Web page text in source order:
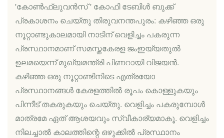
'കോൺഫ്‌ലുവൻസ് ' കോഫി ടേബിൾ ബുക്ക്
പ്രകാശനം ചെയ്തു തിരുവനന്തപുരം: കഴിഞ്ഞ ഒരു
നൂറ്റാണ്ടുകാലമായി നാടിന് വെളിച്ചം പകരുന്ന
പ്രസ്ഥാനമാണ് സമസ്തകേരള ജംഇയ്യതുൽ
ഉലമയെന്ന് മുഖ്യമന്ത്രി പിണറായി വിജയൻ.
കഴിഞ്ഞ ഒരു നൂറ്റാണ്ടിനിടെ എത്രയോ
പ്രസ്ഥാനങ്ങൾ കേരളത്തിൽ രൂപം കൊള്ളുകയും
പിന്നീട് തകരുകയും ചെയ്തു. വെളിച്ചം പകരുമ്പോൾ
മാത്രമേ ഏത് ആശയവും സ്വീകാര്യമാകൂ. വെളിച്ചം
നിലച്ചാൽ കാലത്തിന്റെ ഒഴുക്കിൽ പ്രസ്ഥാനം